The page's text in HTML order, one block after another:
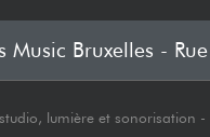
Music Bruxelles -
lumière et sonorisation -